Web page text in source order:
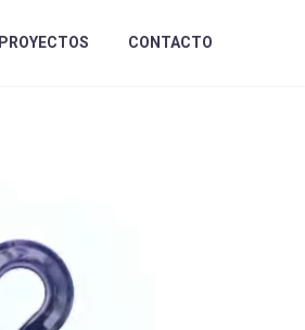
PROYECTOS CONTACTO